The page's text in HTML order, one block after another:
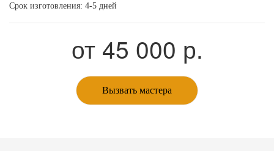
Срок изготовления: 4-5 дней
от 45 000 р.
Вызвать мастера